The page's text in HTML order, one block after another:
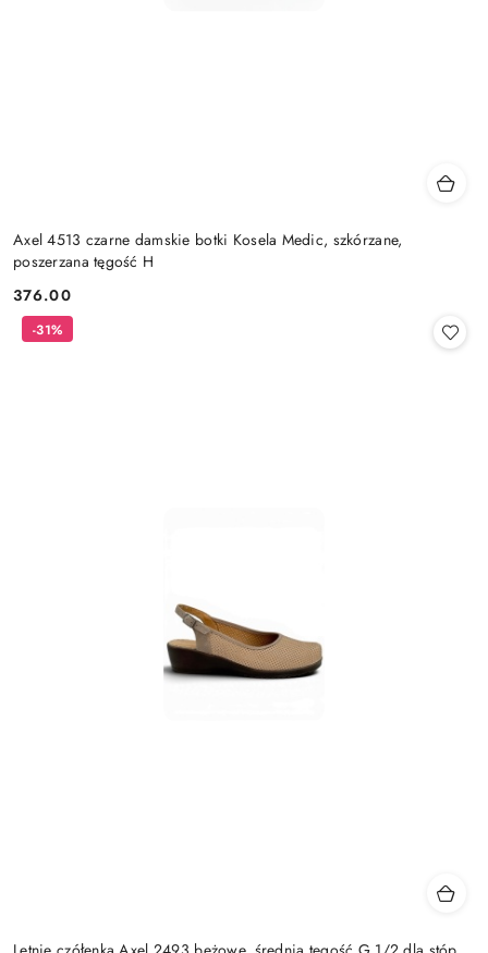
Axel 4513 czarne damskie botki Kosela Medic, szkórzane,
poszerzana tęgość H
Cena:
376.00
-31%